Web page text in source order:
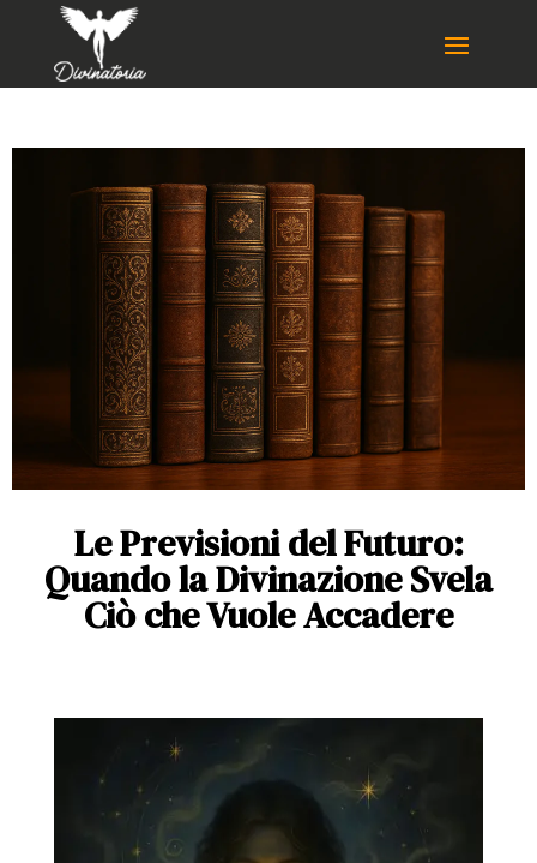
Le Previsioni del Futuro:
Quando la Divinazione Svela
Ciò che Vuole Accadere